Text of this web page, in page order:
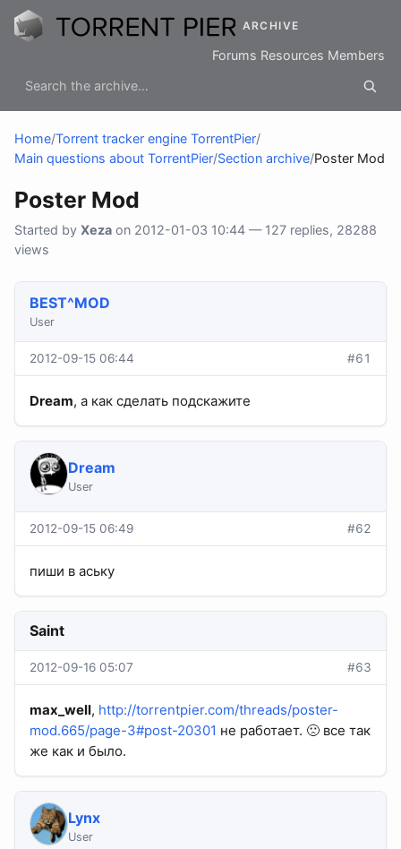
ARCHIVE
Forums Resources Members
Home/Torrent tracker engine TorrentPier/
Main questions about TorrentPier/Section archive/Poster Mod
Poster Mod
Started by Xeza on 2012-01-03 10:44 — 127 replies, 28288
views
BEST^MOD
User
2012-09-15 06:44 #61
Dream, а как сделать подскажите
Dream
User
2012-09-15 06:49 #62
пиши в аську
Saint
2012-09-16 05:07 #63
max_well, http://torrentpier.com/threads/poster-
mod.665/page-3#post-20301 не работает. 🙁 все так
же как и было.
Lynx
User